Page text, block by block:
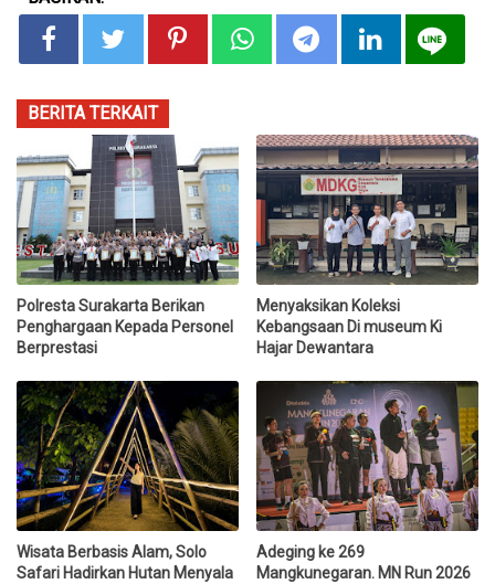
BERITA TERKAIT
Polresta Surakarta Berikan
Penghargaan Kepada Personel
Berprestasi
Menyaksikan Koleksi
Kebangsaan Di museum Ki
Hajar Dewantara
Wisata Berbasis Alam, Solo
Safari Hadirkan Hutan Menyala
Adeging ke 269
Mangkunegaran. MN Run 2026